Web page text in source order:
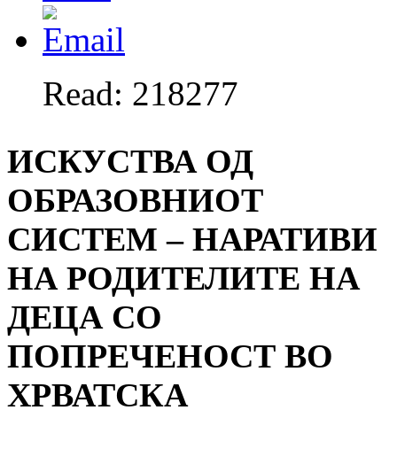
Read: 218277
ИСКУСТВА ОД
ОБРАЗОВНИОТ
СИСТЕМ – НАРАТИВИ
НА РОДИТЕЛИТЕ НА
ДЕЦА СО
ПОПРЕЧЕНОСТ ВО
ХРВАТСКА